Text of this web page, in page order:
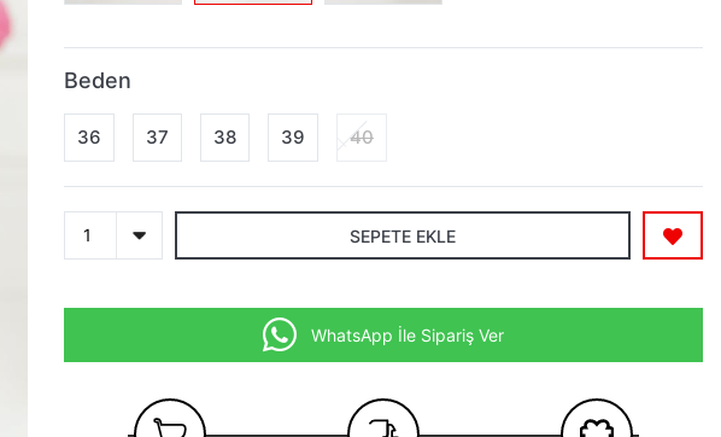
Beden
36 37 38 39 40
SEPETE EKLE
WhatsApp İle Sipariş Ver